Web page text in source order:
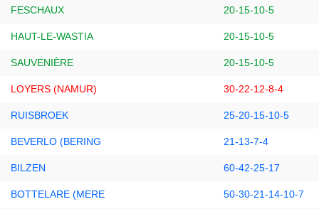
FESCHAUX 20-15-10-5
HAUT-LE-WASTIA 20-15-10-5
SAUVENIÈRE 20-15-10-5
LOYERS (NAMUR) 30-22-12-8-4
RUISBROEK 25-20-15-10-5
BEVERLO (BERING 21-13-7-4
BILZEN 60-42-25-17
BOTTELARE (MERE 50-30-21-14-10-7